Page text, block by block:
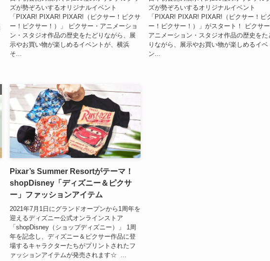
ズが勢ぞろいするオリジナルイベント
「PIXAR! PIXAR! PIXAR!（ピクサー！ピクサ
ー！ピクサー！）」 ピクサー・アニメーショ
ン・スタジオ作品の歴史をたどりながら、展
示やお買い物が楽しめるイベントが、横浜
そ...
ズが勢ぞろいするオリジナルイベント
「PIXAR! PIXAR! PIXAR!（ピクサー！ピ
ー！ピクサー！）」がスタート！ ピクサー
アニメーション・スタジオ作品の歴史をた
りながら、展示やお買い物が楽しめるイベ
ン...
Pixar’s Summer Resortがテーマ！
shopDisney「ディズニー＆ピクサ
ー」ファッションアイテム
2021年7月1日にグランドオープンから1周年を
迎えるディズニー公式オンラインストア
「shopDisney（ショップディズニー）」 1周
年を記念し、ディズニー＆ピクサー作品に登
場するキャラクターたちがプリントされたフ
ァッションアイテムが発売されます☆ ...